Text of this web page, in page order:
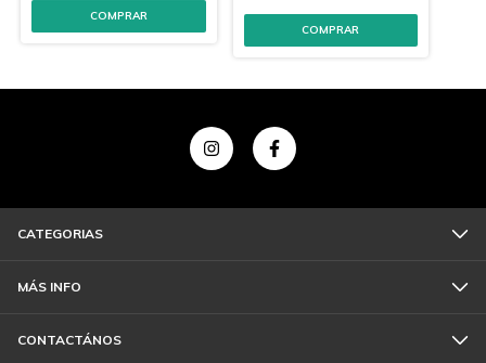
COMPRAR
CATEGORIAS
MÁS INFO
CONTACTÁNOS